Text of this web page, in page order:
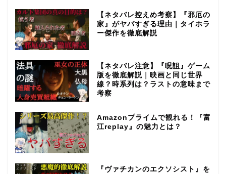
【ネタバレ控えめ考察】『邪厄の
家』がヤバすぎる理由｜タイホラ
ー傑作を徹底解説
【ネタバレ注意】『呪詛』ゲーム
版を徹底解説｜映画と同じ世界
線？時系列は？ラストの意味まで
考察
Amazonプライムで観れる！『富
江replay』の魅力とは？
『ヴァチカンのエクソシスト』を